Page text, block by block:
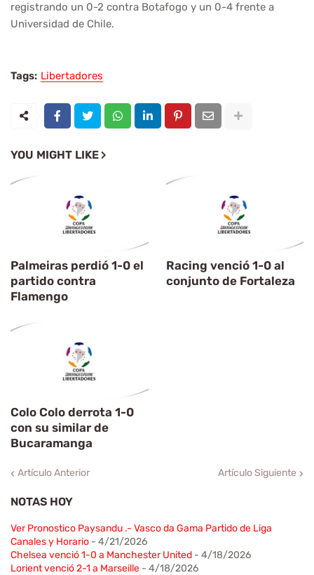
registrando un 0-2 contra Botafogo y un 0-4 frente a
Universidad de Chile.
Tags: Libertadores
YOU MIGHT LIKE
Palmeiras perdió 1-0 el
partido contra
Flamengo
Racing venció 1-0 al
conjunto de Fortaleza
Colo Colo derrota 1-0
con su similar de
Bucaramanga
Artículo Anterior Artículo Siguiente
NOTAS HOY
Ver Pronostico Paysandu .- Vasco da Gama Partido de Liga
Canales y Horario - 4/21/2026
Chelsea venció 1-0 a Manchester United - 4/18/2026
Lorient venció 2-1 a Marseille - 4/18/2026